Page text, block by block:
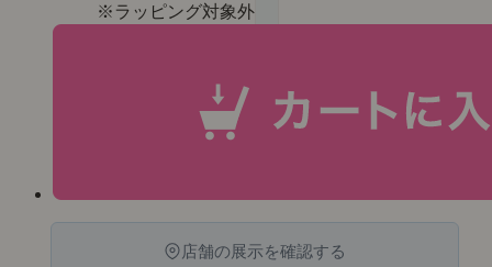
※ラッピング対象外
店舗の展示を確認する